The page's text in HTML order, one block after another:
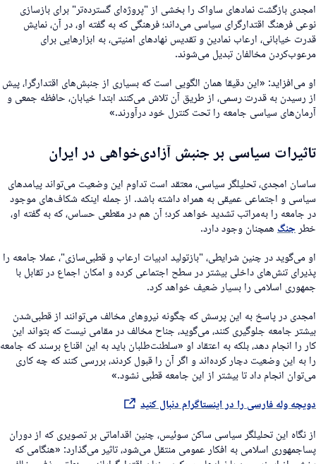
بازگشت نمادهای ساواک را بخشی از "پروژه‌ای گسترده‌تر" برای بازسازی
فرهنگ اقتدارگرای سیاسی می‌داند؛ فرهنگی که به گفته او، در آن، نمایش
خیابانی، ارعاب نمادین و تقدیس نهادهای امنیتی، به ابزارهایی برای
مخالفان تبدیل می‌شوند.
می‌افزاید: «این دقیقا همان الگویی است که بسیاری از جنبش‌های اقتدارگرا، پیش
رسیدن بە قدرت رسمی، از طریق آن تلاش می‌کنند ابتدا خیابان، حافظه جمعی و
سیاسی جامعه را تحت کنترل خود درآورند.»
سیاسی بر جنبش آزادی‌خواهی در ایران
امجدی، تحلیلگر سیاسی، معتقد است تداوم این وضعیت می‌تواند پیامدهای
و اجتماعی عمیقی به همراه داشته باشد. از جمله اینکه شکاف‌های موجود
جامعه را به‌مراتب تشدید خواهد کرد؛ آن هم در مقطعی حساس، که به گفته او،
جنگهمچنان وجود دارد.
می‌گوید در چنین شرایطی، "بازتولید ادبیات ارعاب و قطبی‌سازی"، عملا جامعە را
تنش‌های داخلی بیشتر در سطح اجتماعی کرده و امکان اجماع در تقابل با
اسلامی را بسیار ضعیف خواهد کرد.
در پاسخ به این پرسش که چگونه نیروهای مخالف می‌توانند از قطبی‌شدن
جامعه جلوگیری کنند، می‌گوید، جناح مخالف در مقامی نیست که بتواند این
را انجام دهد، بلکه به اعتقاد او «سلطنت‌طلبان باید به این اقناع برسند که جامعه
به این وضعیت دچار کرده‌اند و اگر آن را قبول کردند، بررسی کنند که چه کاری
انجام داد تا بیشتر از این جامعه قطبی نشود.»
وله فارسی را در اینستاگرام دنبال کنید
نگاه این تحلیلگر سیاسی ساکن سوئیس، چنین اقداماتی بر تصویری که از دوران
اسلامی به افکار عمومی منتقل می‌شود، تاثیر می‌گذارد: «هنگامی که